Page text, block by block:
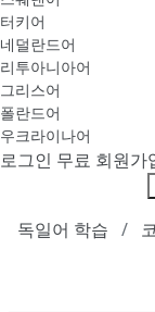
터키어
네덜란드어
리투아니아어
그리스어
폴란드어
우크라이나어
로그인 무료 회원가
독일어 학습